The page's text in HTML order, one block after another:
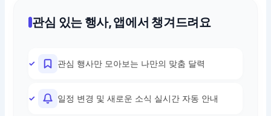
관심 있는 행사, 앱에서 챙겨드려요
관심 행사만 모아보는 나만의 맞춤 달력
일정 변경 및 새로운 소식 실시간 자동 안내